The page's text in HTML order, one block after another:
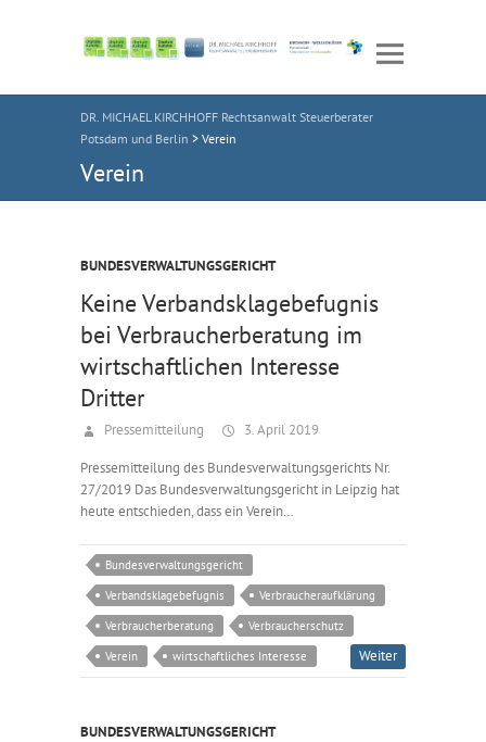
DR. MICHAEL KIRCHHOFF Rechtsanwalt Steuerberater
Potsdam und Berlin > Verein
Verein
BUNDESVERWALTUNGSGERICHT
Keine Verbandsklagebefugnis
bei Verbraucherberatung im
wirtschaftlichen Interesse
Dritter
Pressemitteilung 3. April 2019
Pressemitteilung des Bundesverwaltungsgerichts Nr.
27/2019 Das Bundesverwaltungsgericht in Leipzig hat
heute entschieden, dass ein Verein…
Bundesverwaltungsgericht
Verbandsklagebefugnis
Verbraucheraufklärung
Verbraucherberatung
Verbraucherschutz
Verein
wirtschaftliches Interesse Weiter
BUNDESVERWALTUNGSGERICHT